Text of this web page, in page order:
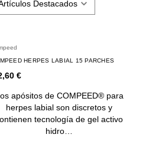
HERPES LABIAL 15 PARCHES
€
apósitos de COMPEED® para
herpes labial son discretos y
tecnología de gel activo
hidro…